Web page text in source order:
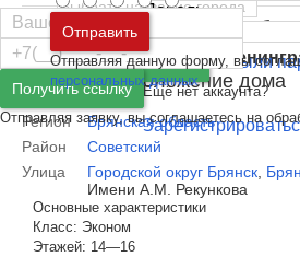
Москва и
Московская
Санкт-Петербург и
Пароль
Войти Забыли
Ещё нет аккаунта?
Пожаловаться
Адрес и расположение дома
Регион
Брянская область
Район
Советский
Улица
Городской округ Брянск
Имени А.М. Рекункова
Основные характеристики
Класс: Эконом
Этажей: 14—16
Получить ссылку
Отправляя заявку, вы соглашаетесь на
Отправить
Отправляя данную форму, вы
персональных данных